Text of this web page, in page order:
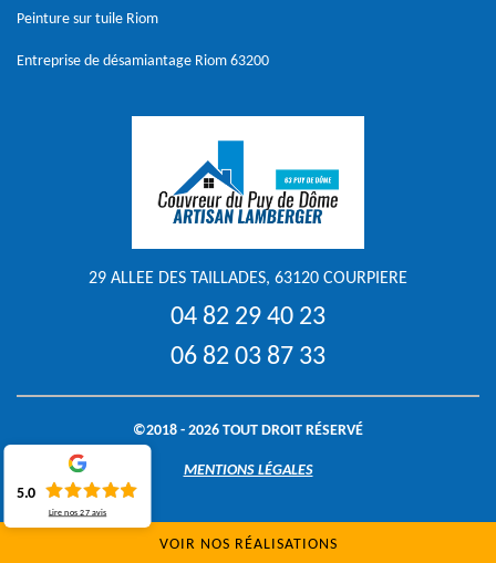
Peinture sur tuile Riom
Entreprise de désamiantage Riom 63200
29 ALLEE DES TAILLADES, 63120 COURPIERE
04 82 29 40 23
06 82 03 87 33
©2018 - 2026 TOUT DROIT RÉSERVÉ
MENTIONS LÉGALES
VOIR NOS RÉALISATIONS
5.0
Lire nos27 avis